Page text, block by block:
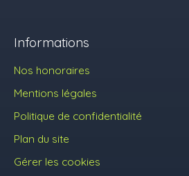
Informations
Nos honoraires
Mentions légales
Politique de confidentialité
Plan du site
Gérer les cookies